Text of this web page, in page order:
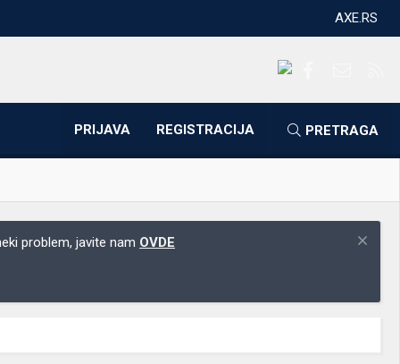
AXE.RS
PRIJAVA REGISTRACIJA PRETRAGA
problem, javite nam OVDE